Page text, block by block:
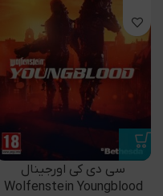
سی دی کی اورجینال
Wolfenstein Youngblood